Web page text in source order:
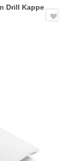
Drill Kappe